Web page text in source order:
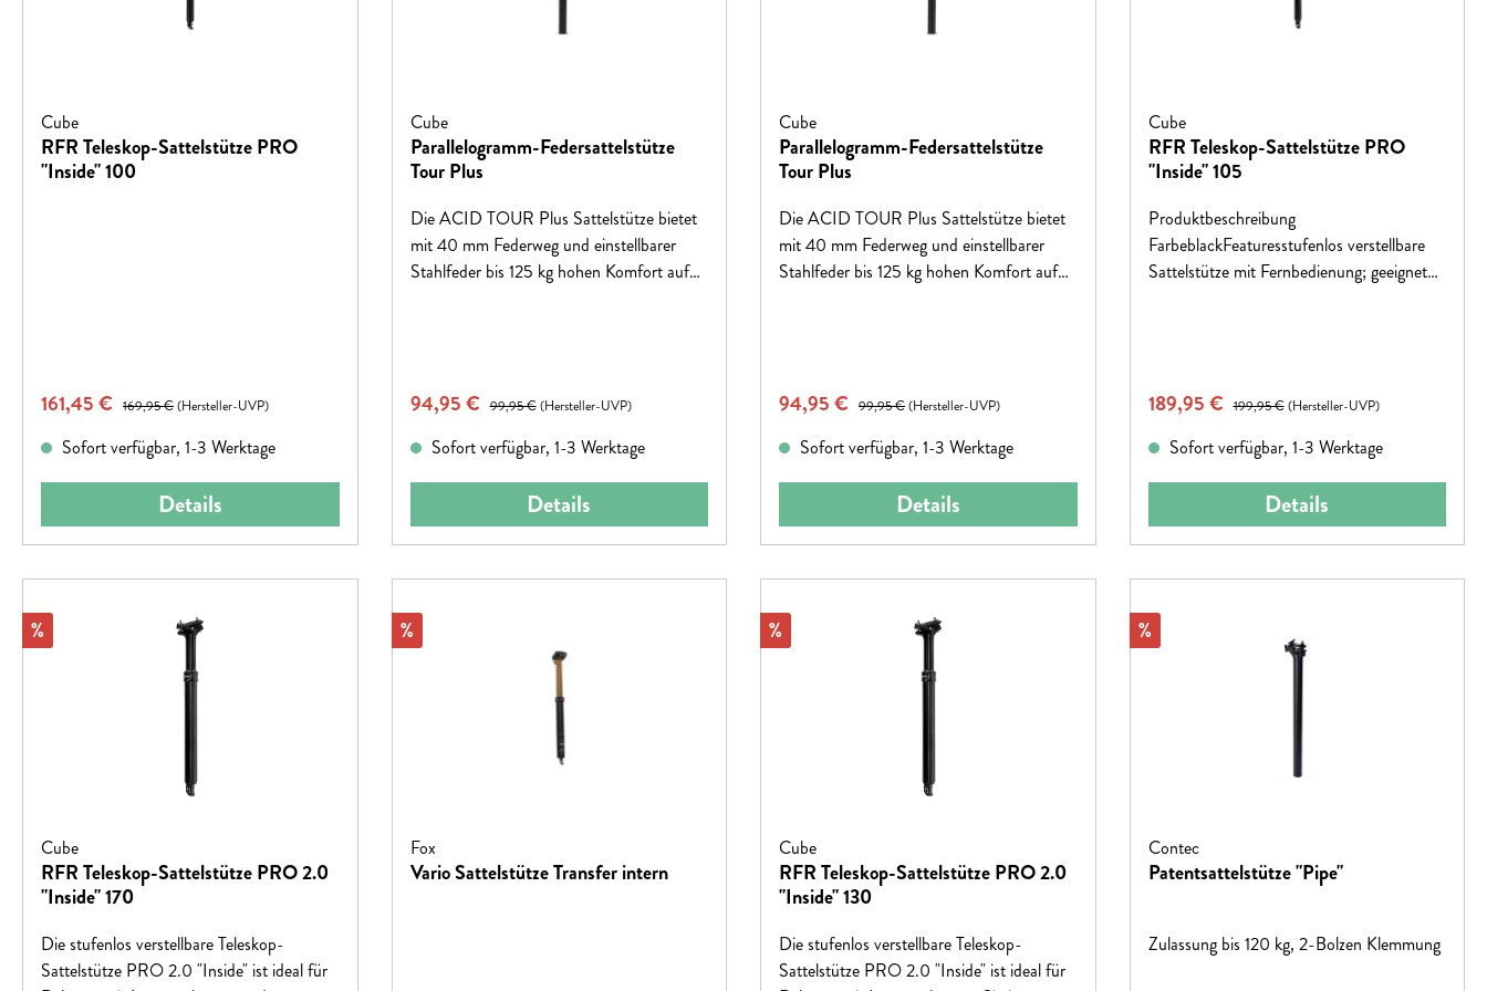
Cube
RFR Teleskop-Sattelstütze PRO
"Inside" 100
Verkaufspreis:
161,45 € Regulärer Preis:
169,95 €(Hersteller-UVP)
Sofort verfügbar, 1-3 Werktage
Details
Cube
Parallelogramm-Federsattelstütze
Tour Plus
Die ACID TOUR Plus Sattelstütze bietet
mit 40 mm Federweg und einstellbarer
Stahlfeder bis 125 kg hohen Komfort auf
Verkaufspreis:
94,95 € Regulärer Preis:
99,95 €(Hersteller-UVP)
Sofort verfügbar, 1-3 Werktage
Details
Cube
Parallelogramm-Federsattelstütze
Tour Plus
Die ACID TOUR Plus Sattelstütze bietet
mit 40 mm Federweg und einstellbarer
Stahlfeder bis 125 kg hohen Komfort auf
Verkaufspreis:
94,95 € Regulärer Preis:
99,95 €(Hersteller-UVP)
Sofort verfügbar, 1-3 Werktage
Details
Cube
RFR Teleskop-Sattelstütze PRO
"Inside" 105
Produktbeschreibung
FarbeblackFeaturesstufenlos verstellbare
Sattelstütze mit Fernbedienung; geeignet
27.2 x 400
Verkaufspreis:
189,95 € Regulärer Preis:
199,95 €(Hersteller-UVP)
Sofort verfügbar, 1-3 Werktage
Details
Rabatt
%
Cube
RFR Teleskop-Sattelstütze PRO 2.0
"Inside" 170
Die stufenlos verstellbare Teleskop-
Sattelstütze PRO 2.0 "Inside" ist ideal für
Rabatt
%
Fox
Vario Sattelstütze Transfer intern
Rabatt
%
Cube
RFR Teleskop-Sattelstütze PRO 2.0
"Inside" 130
Die stufenlos verstellbare Teleskop-
Sattelstütze PRO 2.0 "Inside" ist ideal für
Rabatt
%
Contec
Patentsattelstütze "Pipe"
Zulassung bis 120 kg, 2-Bolzen Klemmung